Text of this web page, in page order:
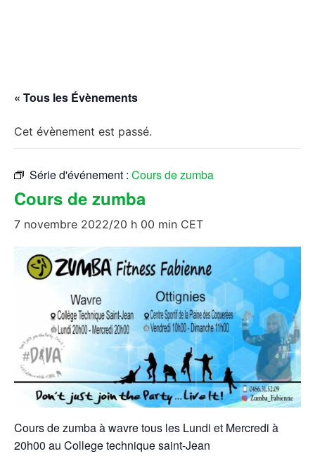
« Tous les Évènements
Cet évènement est passé.
Série d'événement : Cours de zumba
Cours de zumba
7 novembre 2022/20 h 00 min CET
Cours de zumba à wavre tous les Lundi et Mercredi à
20h00 au College technique saint-Jean